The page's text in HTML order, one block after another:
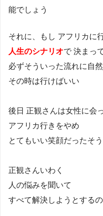
能でしょう
それに、もし アフリカに
人生のシナリオで 決まっ
必ずそういった流れに自
その時は行けばいい
後日 正観さんは女性に会
アフリカ行きをやめ
とてもいい笑顔だったそ
正観さんいわく
人の悩みを聞いて
すべて解決しようとするの